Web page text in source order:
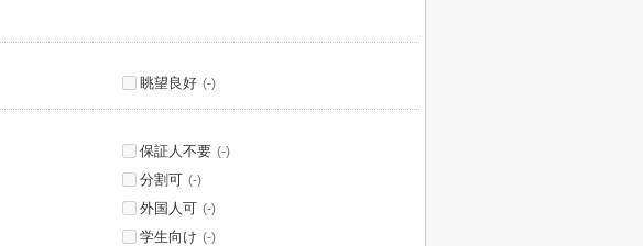
眺望良好 (-)
保証人不要 (-)
分割可 (-)
外国人可 (-)
学生向け (-)